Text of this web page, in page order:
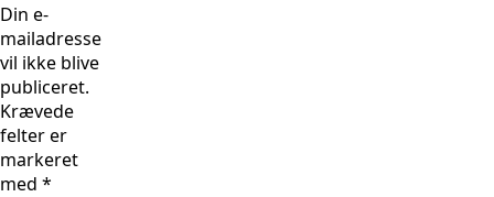
Din e-
mailadresse
vil ikke blive
publiceret.
Krævede
felter er
markeret
med *